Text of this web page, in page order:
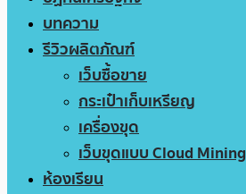
บทความ
รีวิวผลิตภัณฑ์
เว็บซื้อขาย
กระเป๋าเก็บเหรียญ
เครื่องขุด
เว็บขุดแบบ Cloud Mining
ห้องเรียน